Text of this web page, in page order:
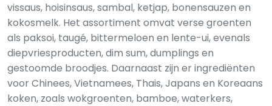
vissaus, hoisinsaus, sambal, ketjap, bonensauzen en
kokosmelk. Het assortiment omvat verse groenten
als paksoi, taugé, bittermeloen en lente-ui, evenals
diepvriesproducten, dim sum, dumplings en
gestoomde broodjes. Daarnaast zijn er ingrediënten
voor Chinees, Vietnamees, Thais, Japans en Koreaans
koken, zoals wokgroenten, bamboe, waterkers,